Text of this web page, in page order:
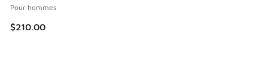
Pour hommes
$210.00